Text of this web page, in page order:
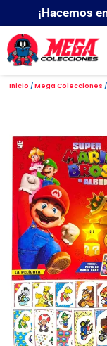
¡Hacemos
Inicio /Mega Colecciones